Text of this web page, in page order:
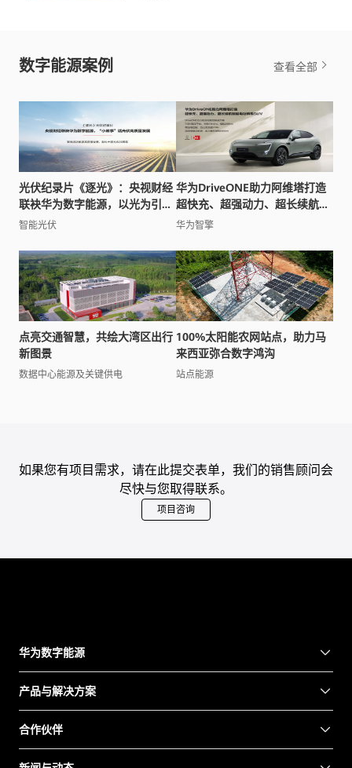
数字能源案例 查看全部
光伏纪录片《逐光》：央视财经
联袂华为数字能源，以光为引讲
述全球能源变革之路
智能光伏
华为DriveONE助力阿维塔打造
超快充、超强动力、超长续航智
能电动轿跑SUV
华为智擎
点亮交通智慧，共绘大湾区出行
新图景
数据中心能源及关键供电
100%太阳能农网站点，助力马
来西亚弥合数字鸿沟
站点能源
如果您有项目需求，请在此提交表单，我们的销售顾问会
尽快与您取得联系。
项目咨询
华为数字能源
产品与解决方案
合作伙伴